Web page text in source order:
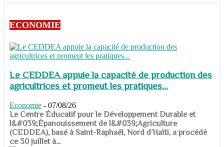
ECONOMIE
Le CEDDEA appuie la capacité de production des
agricultrices et promeut les pratiques...
Economie - 07/08/26
​​​​​​​Le Centre Éducatif pour le Développement Durable et
l&#039;Épanouissement de l&#039;Agriculture
(CEDDEA), basé à Saint-Raphaël, Nord d’Haïti, a procédé
ce 30 juillet à...